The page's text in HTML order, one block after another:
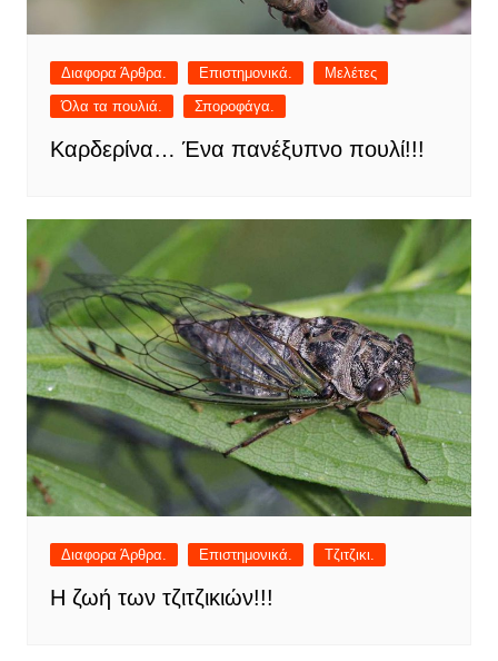
Διαφορα Άρθρα. Επιστημονικά.
Μελέτες
Όλα τα πουλιά.
Σποροφάγα.
Καρδερίνα… Ένα πανέξυπνο πουλί!!!
Διαφορα Άρθρα. Επιστημονικά. Τζιτζικι.
Η ζωή των τζιτζικιών!!!